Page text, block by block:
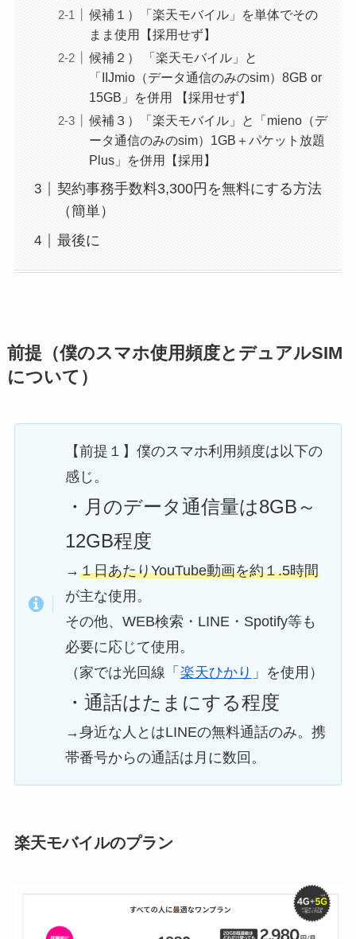
候補１）「楽天モバイル」を単体でその
まま使用【採用せず】
候補２） 「楽天モバイル」と
「IIJmio（データ通信のみのsim）8GB or
15GB」を併用 【採用せず】
候補３）「楽天モバイル」と「mieno（デ
ータ通信のみのsim）1GB＋パケット放題
Plus」を併用【採用】
契約事務手数料3,300円を無料にする方法
（簡単）
最後に
前提（僕のスマホ使用頻度とデュアルSIM
について）
【前提１】僕のスマホ利用頻度は以下の
感じ。
・月のデータ通信量は8GB～
12GB程度
→１日あたりYouTube動画を約１.5時間
が主な使用。
その他、WEB検索・LINE・Spotify等も
必要に応じて使用。
（家では光回線「 楽天ひかり 」を使用）
・通話はたまにする程度
→身近な人とはLINEの無料通話のみ。携
帯番号からの通話は月に数回。
楽天モバイルのプラン